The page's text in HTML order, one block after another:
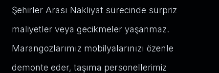
Şehirler Arası Nakliyat sürecinde sürpriz
maliyetler veya gecikmeler yaşanmaz.
Marangozlarımız mobilyalarınızı özenle
demonte eder, taşıma personellerimiz